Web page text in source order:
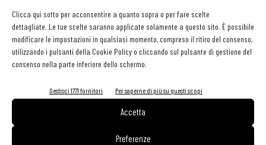
Clicca qui sotto per acconsentire a quanto sopra o per fare scelte
dettagliate. Le tue scelte saranno applicate solamente a questo sito. È possibile
modificare le impostazioni in qualsiasi momento, compreso il ritiro del consenso,
utilizzando i pulsanti della Cookie Policy o cliccando sul pulsante di gestione del
consenso nella parte inferiore dello schermo.
Gestisci 1771 fornitori Per saperne di più su questi scopi
Accetta
Preferenze
Facebook Twitter
Conversazioni sulle spezie, è l’ora della